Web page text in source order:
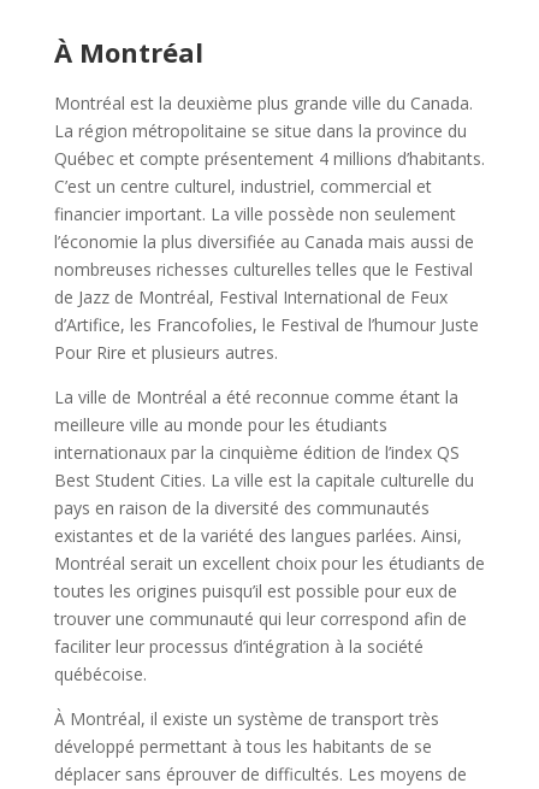
À Montréal
Montréal est la deuxième plus grande ville du Canada.
La région métropolitaine se situe dans la province du
Québec et compte présentement 4 millions d’habitants.
C’est un centre culturel, industriel, commercial et
financier important. La ville possède non seulement
l’économie la plus diversifiée au Canada mais aussi de
nombreuses richesses culturelles telles que le Festival
de Jazz de Montréal, Festival International de Feux
d’Artifice, les Francofolies, le Festival de l’humour Juste
Pour Rire et plusieurs autres.
La ville de Montréal a été reconnue comme étant la
meilleure ville au monde pour les étudiants
internationaux par la cinquième édition de l’index QS
Best Student Cities. La ville est la capitale culturelle du
pays en raison de la diversité des communautés
existantes et de la variété des langues parlées. Ainsi,
Montréal serait un excellent choix pour les étudiants de
toutes les origines puisqu’il est possible pour eux de
trouver une communauté qui leur correspond afin de
faciliter leur processus d’intégration à la société
québécoise.
À Montréal, il existe un système de transport très
développé permettant à tous les habitants de se
déplacer sans éprouver de difficultés. Les moyens de